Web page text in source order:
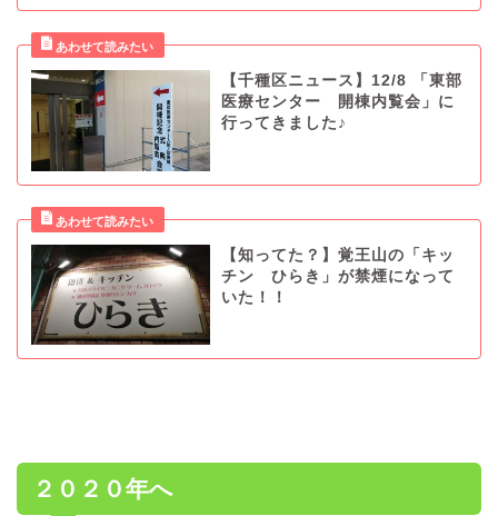
【千種区ニュース】12/8 「東部
医療センター 開棟内覧会」に
行ってきました♪
【知ってた？】覚王山の「キッ
チン ひらき」が禁煙になって
いた！！
２０２０年へ